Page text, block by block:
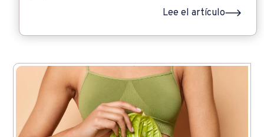
Lee el artículo